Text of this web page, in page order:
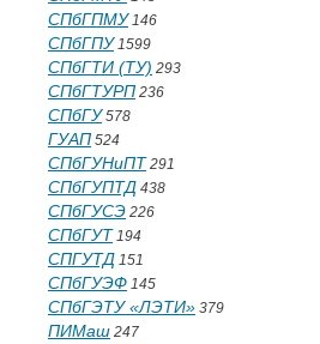
СПбГПМУ146
СПбГПУ1599
СПбГТИ (ТУ) 293
СПбГТУРП 236
СПбГУ578
ГУАП 524
СПбГУНиПТ 291
СПбГУПТД 438
СПбГУСЭ 226
СПбГУТ 194
СПГУТД 151
СПбГУЭФ 145
СПбГЭТУ «ЛЭТИ» 379
ПИМаш 247